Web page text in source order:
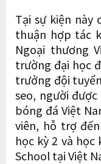
Tại sự kiện này
thuận hợp tác
Ngoại thương
trường đại học
trưởng đội
seo, người
bóng đá Việt
viên, hỗ trợ
học kỳ 2 và
School tại Việt